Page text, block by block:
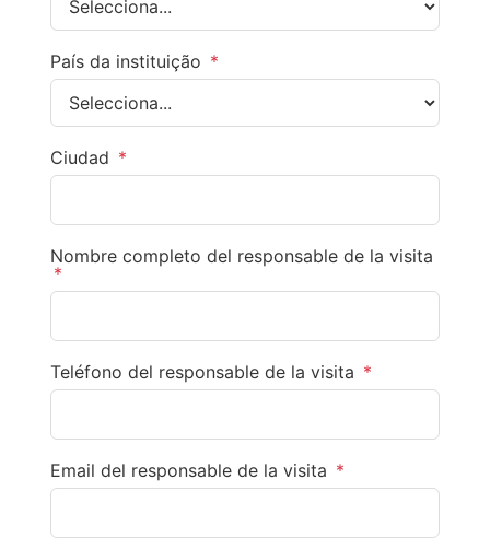
País da instituição *
Ciudad *
Nombre completo del responsable de la visita
*
Teléfono del responsable de la visita *
Email del responsable de la visita *